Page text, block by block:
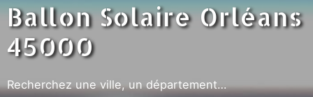
Ballon Solaire Orléans
45000
Recherchez une ville, un département…